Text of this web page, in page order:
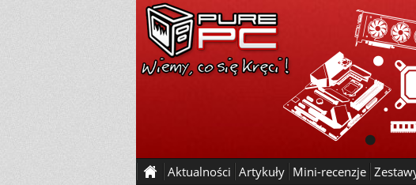
Aktualności Artykuły Mini-recenzje